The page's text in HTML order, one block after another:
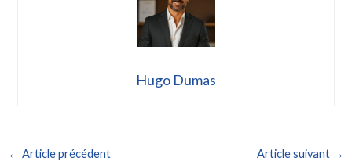
Hugo Dumas
← Article précédent Article suivant →